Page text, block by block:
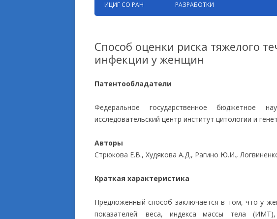
ИЦИГ СО РАН РАЗРАБОТКИ
БИОКОЛЛЕКЦИИ
ПРИКЛАДНЫЕ ИССЛЕДОВАНИЯ
Способ оценки риска тяжелого
инфекции у женщин
Патентообладатели
Федеральное государственное бюджетное
исследовательский центр институт цитологии и
Авторы
Стрюкова Е.В., Худякова А.Д., Рагино Ю.И.,
Краткая характеристика
Предложенный способ заключается в том, что у
показателей: веса, индекса массы тела